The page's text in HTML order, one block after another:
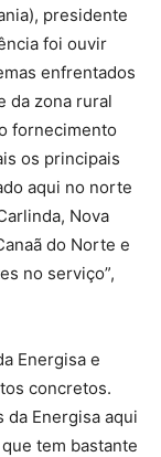
presidente
foi ouvir
enfrentados
da zona rural
fornecimento
os principais
aqui no norte
Nova
do Norte e
no serviço”,
Energisa e
concretos.
da Energisa aqui
tem bastante